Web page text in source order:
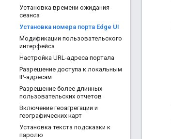
Установка времени ожидания
сеанса
Установка номера порта Edge UI
Модификации пользовательского
интерфейса
Настройка URL-адреса портала
Разрешение доступа к локальным
IP-адресам
Разрешение более длинных
пользовательских отчетов
Включение геоагрегации и
географических карт
Установка текста подсказки к
паролю